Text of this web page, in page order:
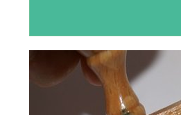
Vermietung